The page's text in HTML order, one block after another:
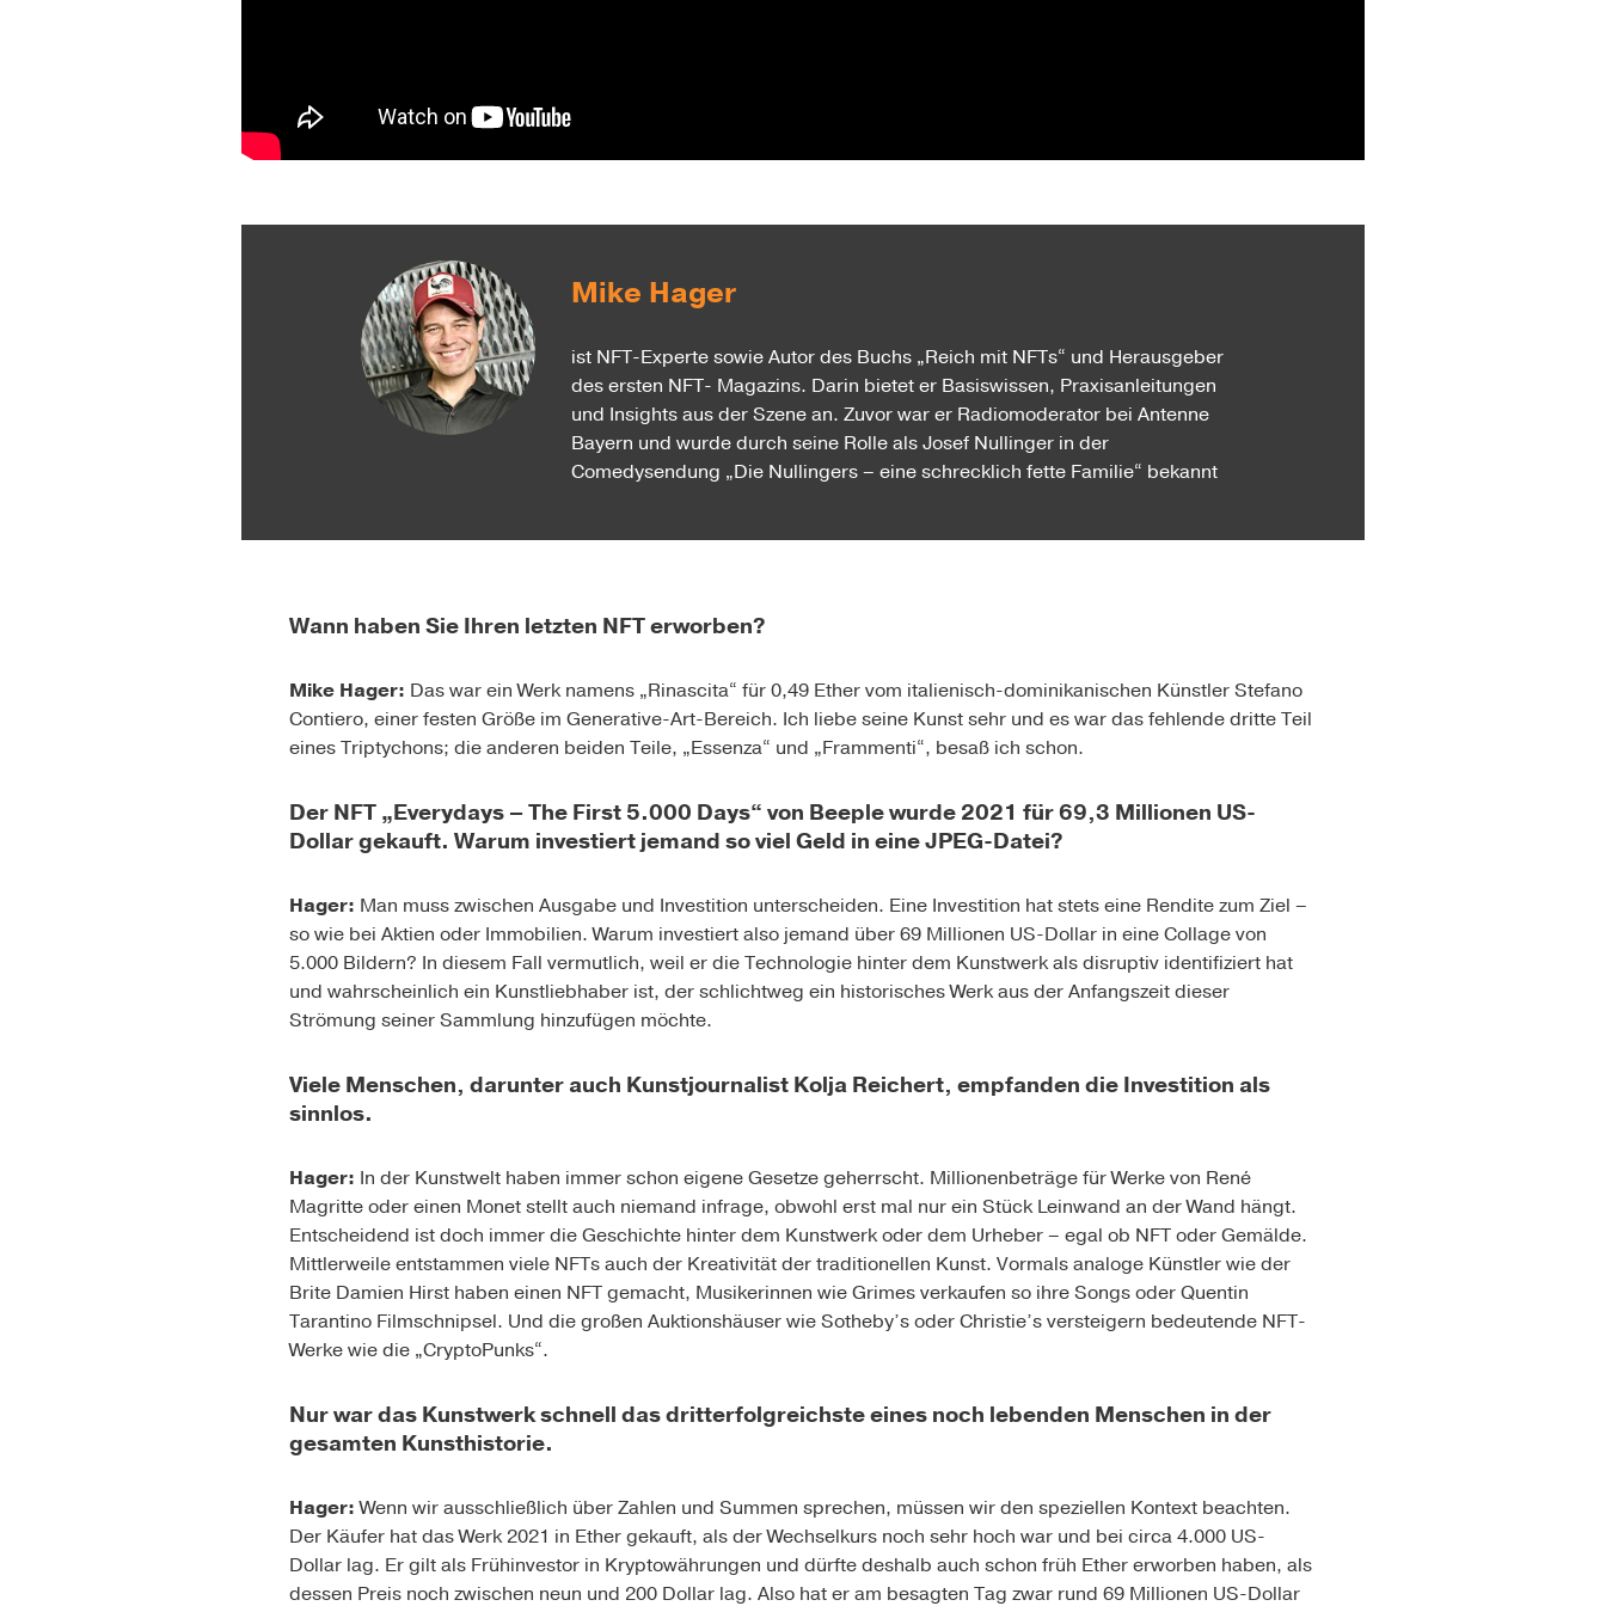
Mike Hager
ist NFT-Experte sowie Autor des Buchs „Reich mit NFTs“ und Herausgeber
des ersten NFT- Magazins. Darin bietet er Basiswissen, Praxisanleitungen
und Insights aus der Szene an. Zuvor war er Radiomoderator bei Antenne
Bayern und wurde durch seine Rolle als Josef Nullinger in der
Comedysendung „Die Nullingers – eine schrecklich fette Familie“ bekannt
Wann haben Sie Ihren letzten NFT erworben?
Mike Hager: Das war ein Werk namens „Rinascita“ für 0,49 Ether vom italienisch-dominikanischen Künstler Stefano
Contiero, einer festen Größe im Generative-Art-Bereich. Ich liebe seine Kunst sehr und es war das fehlende dritte Teil
eines Triptychons; die anderen beiden Teile, „Essenza“ und „Frammenti“, besaß ich schon.
Der NFT „Everydays – The First 5.000 Days“ von Beeple wurde 2021 für 69,3 Millionen US-
Dollar gekauft. Warum investiert jemand so viel Geld in eine JPEG-Datei?
Hager: Man muss zwischen Ausgabe und Investition unterscheiden. Eine Investition hat stets eine Rendite zum Ziel –
so wie bei Aktien oder Immobilien. Warum investiert also jemand über 69 Millionen US-Dollar in eine Collage von
5.000 Bildern? In diesem Fall vermutlich, weil er die Technologie hinter dem Kunstwerk als disruptiv identifiziert hat
und wahrscheinlich ein Kunstliebhaber ist, der schlichtweg ein historisches Werk aus der Anfangszeit dieser
Strömung seiner Sammlung hinzufügen möchte.
Viele Menschen, darunter auch Kunstjournalist Kolja Reichert, empfanden die Investition als
sinnlos.
Hager: In der Kunstwelt haben immer schon eigene Gesetze geherrscht. Millionenbeträge für Werke von René
Magritte oder einen Monet stellt auch niemand infrage, obwohl erst mal nur ein Stück Leinwand an der Wand hängt.
Entscheidend ist doch immer die Geschichte hinter dem Kunstwerk oder dem Urheber – egal ob NFT oder Gemälde.
Mittlerweile entstammen viele NFTs auch der Kreativität der traditionellen Kunst. Vormals analoge Künstler wie der
Brite Damien Hirst haben einen NFT gemacht, Musikerinnen wie Grimes verkaufen so ihre Songs oder Quentin
Tarantino Filmschnipsel. Und die großen Auktionshäuser wie Sotheby’s oder Christie’s versteigern bedeutende NFT-
Werke wie die „CryptoPunks“.
Nur war das Kunstwerk schnell das dritterfolgreichste eines noch lebenden Menschen in der
gesamten Kunsthistorie.
Hager:Wenn wir ausschließlich über Zahlen und Summen sprechen, müssen wir den speziellen Kontext beachten.
Der Käufer hat das Werk 2021 in Ether gekauft, als der Wechselkurs noch sehr hoch war und bei circa 4.000 US-
Dollar lag. Er gilt als Frühinvestor in Kryptowährungen und dürfte deshalb auch schon früh Ether erworben haben, als
dessen Preis noch zwischen neun und 200 Dollar lag. Also hat er am besagten Tag zwar rund 69 Millionen US-Dollar